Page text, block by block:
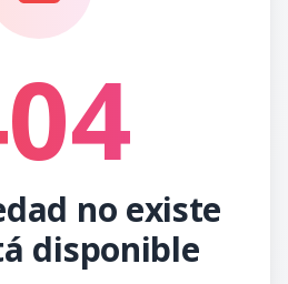
no existe
disponible